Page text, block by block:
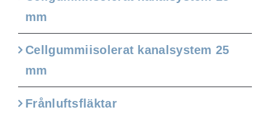
mm
Cellgummiisolerat kanalsystem 25
mm
Frånluftsfläktar